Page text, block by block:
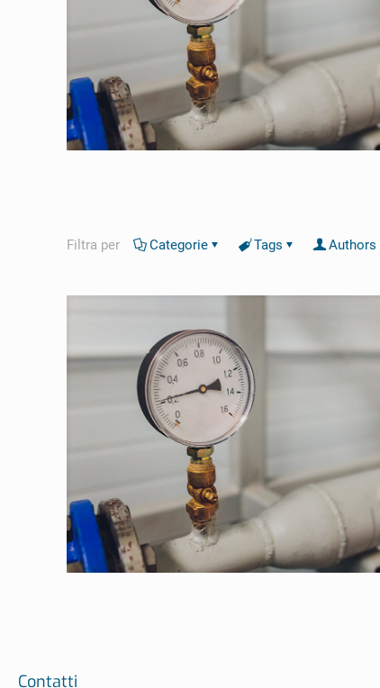
Filtra per Categorie Tags Authors
Contatti